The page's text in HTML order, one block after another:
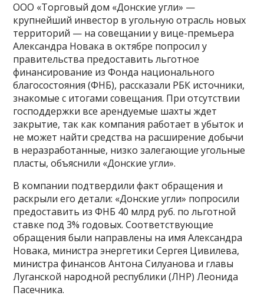
ООО «Торговый дом «Донские угли» —
крупнейший инвестор в угольную отрасль новых
территорий — на совещании у вице-премьера
Александра Новака в октябре попросил у
правительства предоставить льготное
финансирование из Фонда национального
благосостояния (ФНБ), рассказали РБК источники,
знакомые с итогами совещания. При отсутствии
господдержки все арендуемые шахты ждет
закрытие, так как компания работает в убыток и
не может найти средства на расширение добычи
в неразработанные, низко залегающие угольные
пласты, объяснили «Донские угли».
В компании подтвердили факт обращения и
раскрыли его детали: «Донские угли» попросили
предоставить из ФНБ 40 млрд руб. по льготной
ставке под 3% годовых. Соответствующие
обращения были направлены на имя Александра
Новака, министра энергетики Сергея Цивилева,
министра финансов Антона Силуанова и главы
Луганской народной республики (ЛНР) Леонида
Пасечника.